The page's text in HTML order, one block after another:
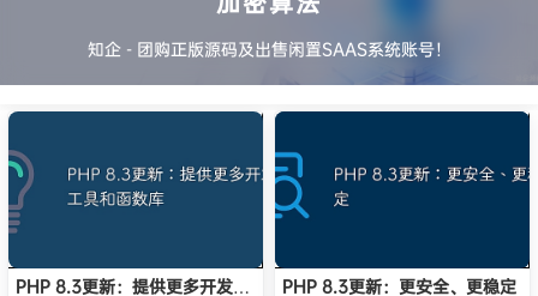
知企 - 团购正版源码及出售闲置SAAS系统账号！
PHP 8.3更新：提供更多开发工
PHP 8.3更新：更安全、更稳定